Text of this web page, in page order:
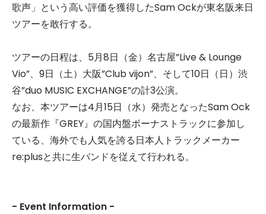
歌声」という高い評価を獲得したSam Ockが東名阪来日
ツアーを敢行する。
ツアーの日程は、5月8日（金）名古屋”Live & Lounge
Vio”、9日（土）大阪”Club vijon”、そして10日（日）渋
谷”duo MUSIC EXCHANGE”の計3公演。
なお、本ツアーは4月15日（水）発売となったSam Ock
の最新作『GREY』の国内盤ボーナストラックに参加し
ている、海外でも人気を誇る日本人トラックメーカー
re:plusと共に生バンドを従えて行われる。
- Event Information -